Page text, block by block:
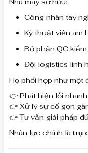
Công nhân tay
Kỹ thuật viên am
Bộ phận QC
Đội logistics linh
Họ phối hợp như một
👉 Phát hiện lỗi nhanh
👉 Xử lý sự cố gọn
👉 Tư vấn giải pháp
Nhân lực chính là trụ